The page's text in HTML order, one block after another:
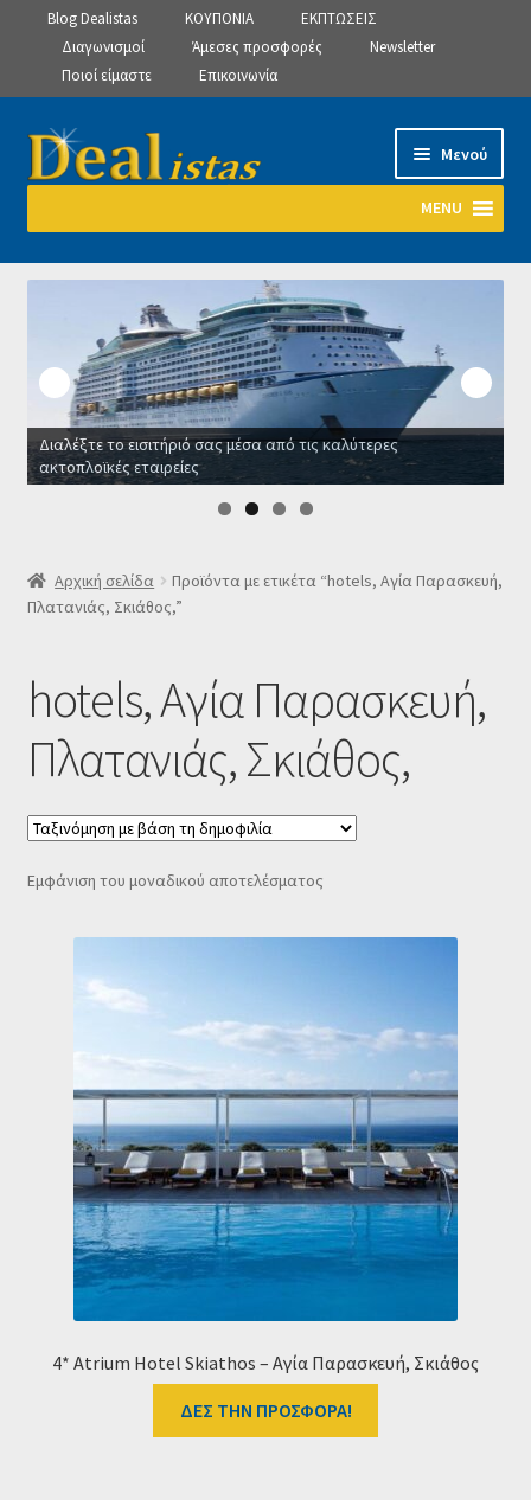
Blog Dealistas ΚΟΥΠΟΝΙΑ
ΕΚΠΤΩΣΕΙΣ
Διαγωνισμοί
Άμεσες προσφορές
Newsletter
Ποιοί είμαστε
Επικοινωνία
Απευθείας
μετάβαση
πλοήγηση
Μετάβαση
σε
Μενού
MENU
Αρχική
Manage Subscriptions
Manage Subscriptions
Manage Subscriptions
SLIDER
Δελτίο νέων
Επιβεβαίωση εγγραφής στο Newsletter του Dealistas.gr
Επικοινωνία
Καλάθι
Ο λογαριασμός μου
HOME
Διαλέξτε το εισιτήριό σας μέσα από τις καλύτερες
ακτοπλοϊκές εταιρείες
Αρχική σελίδα
Προϊόντα με ετικέτα “hotels, Αγία Παρασκευή,
Πλατανιάς, Σκιάθος,”
hotels, Αγία Παρασκευή,
Πλατανιάς, Σκιάθος,
Εμφάνιση του μοναδικού αποτελέσματος
4* Atrium Hotel Skiathos – Αγία Παρασκευή, Σκιάθος
ΔΕΣ ΤΗΝ ΠΡΟΣΦΟΡΑ!